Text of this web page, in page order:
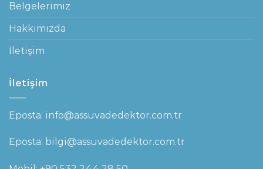
Belgelerimiz
Hakkımızda
İletişim
İletişim
Eposta: info@assuvadedektor.com.tr
Eposta: bilgi@assuvadedektor.com.tr